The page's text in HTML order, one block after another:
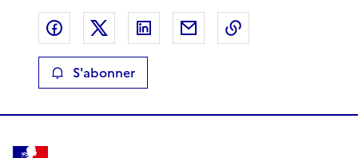
Partager sur Facebook
Partager sur XPartager sur LinkedIn
Partager par email
S'abonner